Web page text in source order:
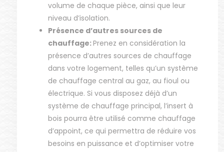
volume de chaque pièce, ainsi que leur
niveau d’isolation.
Présence d’autres sources de
chauffage:Prenez en considération la
présence d’autres sources de chauffage
dans votre logement, telles qu’un système
de chauffage central au gaz, au fioul ou
électrique. Si vous disposez déjà d’un
système de chauffage principal, l’insert à
bois pourra être utilisé comme chauffage
d’appoint, ce qui permettra de réduire vos
besoins en puissance et d’optimiser votre